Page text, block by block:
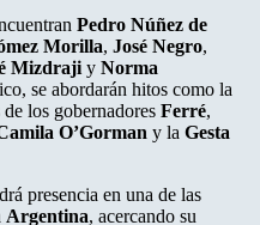
Pedro Núñez de
Morilla, José Negro,
Mizdrajiy Norma
se abordarán hitos como la
los gobernadores Ferré,
O’Gorman y la Gesta
presencia en una de las
Argentina, acercando su